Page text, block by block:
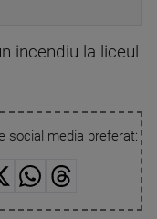
incendiu la liceul
social media preferat: